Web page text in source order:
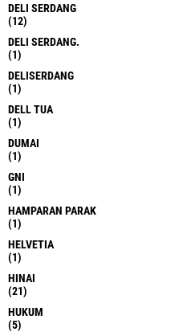
DELI SERDANG
(12)
DELI SERDANG.
(1)
DELISERDANG
(1)
DELL TUA
(1)
DUMAI
(1)
GNI
(1)
HAMPARAN PARAK
(1)
HELVETIA
(1)
HINAI
(21)
HUKUM
(5)